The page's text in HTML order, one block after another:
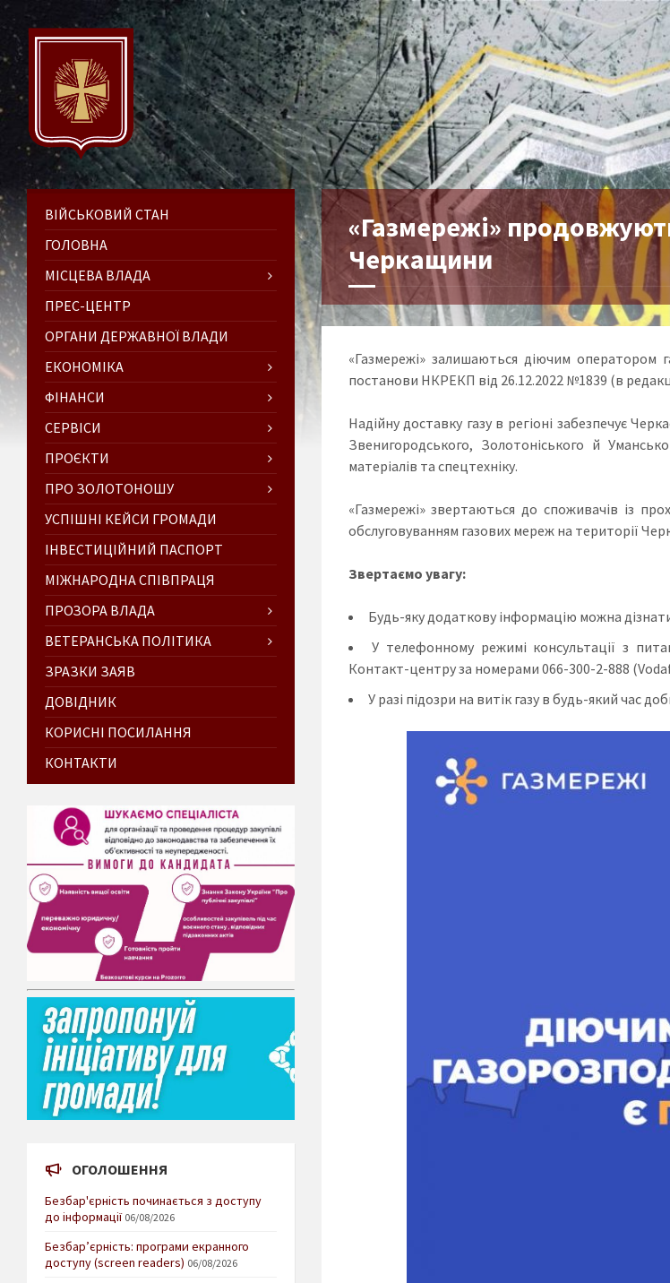
«Газмережі»
Черкащини
«Газмережі» залишаються діючим оператором
постанови НКРЕКП від 26.12.2022 №1839 (в
Надійну доставку газу в регіоні забезпечує
Звенигородського, Золотоніського й
матеріалів та спецтехніку.
«Газмережі» звертаються до споживачів із
обслуговуванням газових мереж на території
Звертаємо увагу:
Будь-яку додаткову інформацію можна
У телефонному режимі консультації з
Контакт-центру за номерами 066-300-2-888
У разі підозри на витік газу в будь-який час
ВІЙСЬКОВИЙ СТАН
ГОЛОВНА
МІСЦЕВА ВЛАДА
ПРЕС-ЦЕНТР
ОРГАНИ ДЕРЖАВНОЇ ВЛАДИ
ЕКОНОМІКА
ФІНАНСИ
СЕРВІСИ
ПРОЄКТИ
ПРО ЗОЛОТОНОШУ
УСПІШНІ КЕЙСИ ГРОМАДИ
ІНВЕСТИЦІЙНИЙ ПАСПОРТ
МІЖНАРОДНА СПІВПРАЦЯ
ПРОЗОРА ВЛАДА
ВЕТЕРАНСЬКА ПОЛІТИКА
ЗРАЗКИ ЗАЯВ
ДОВІДНИК
КОРИСНІ ПОСИЛАННЯ
КОНТАКТИ
ОГОЛОШЕННЯ
Безбар'єрність починається з доступу
до інформації 06/08/2026
Безбар’єрність: програми екранного
доступу (screen readers) 06/08/2026